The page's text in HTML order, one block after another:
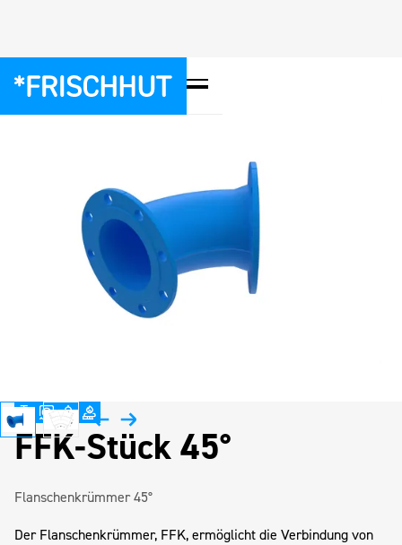
FFK-Stück 45°
Flanschenkrümmer 45°
Der Flanschenkrümmer, FFK, ermöglicht die Verbindung von